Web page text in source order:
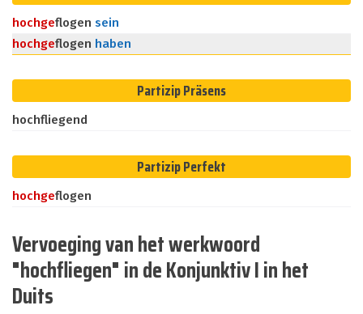
hochgeflogen sein
hochgeflogen haben
Partizip Präsens
hochfliegend
Partizip Perfekt
hochgeflogen
Vervoeging van het werkwoord
"hochfliegen" in de Konjunktiv I in het
Duits